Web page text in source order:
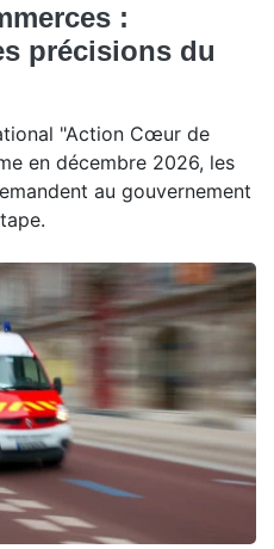
:
précisions du
"Action Cœur de
en décembre 2026, les
au gouvernement